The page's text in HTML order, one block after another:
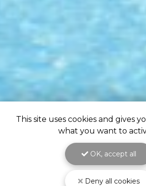
This site uses cookies and gives
what you want to
OK, accept all
Deny all cookies